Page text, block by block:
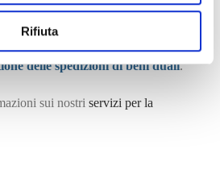
Rifiuta
e desideri saperne di più?
per richiedere ulteriori
delle spedizioni di beni duali.
sui nostri servizi per la